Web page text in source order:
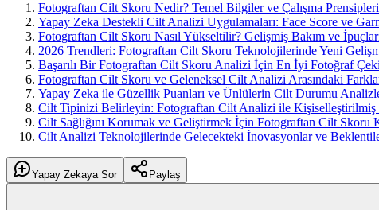
Fotograftan Cilt Skoru Nedir? Temel Bilgiler ve Çalışma Prensipleri
Yapay Zeka Destekli Cilt Analizi Uygulamaları: Face Score ve
Fotograftan Cilt Skoru Nasıl Yükseltilir? Gelişmiş Bakım ve
2026 Trendleri: Fotograftan Cilt Skoru Teknolojilerinde Yeni
Başarılı Bir Fotograftan Cilt Skoru Analizi İçin En İyi Fotoğraf
Fotograftan Cilt Skoru ve Geleneksel Cilt Analizi Arasındaki
Yapay Zeka ile Güzellik Puanları ve Ünlülerin Cilt Durumu
Cilt Tipinizi Belirleyin: Fotograftan Cilt Analizi ile Kişiselleştirilmiş
Cilt Sağlığını Korumak ve Geliştirmek İçin Fotograftan Cilt Skoru
Cilt Analizi Teknolojilerinde Gelecekteki İnovasyonlar ve
Yapay Zekaya Sor
Paylaş